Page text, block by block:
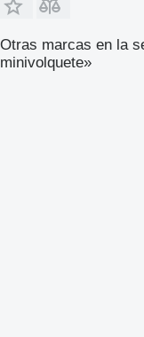
Otras marcas en la
minivolquete»